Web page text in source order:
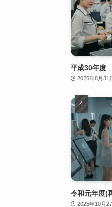
平成30年
2025年8月31
令和元年度
2025年10月